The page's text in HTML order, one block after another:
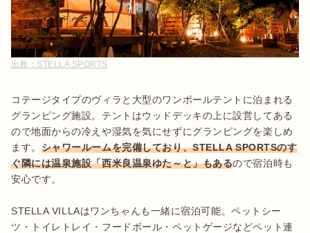
出典： STELLA SPORTS
コテージタイプのヴィラと大型のワンポールテントに泊まれる
グランピング施設。テントはウッドデッキの上に設営してある
ので地面からの冷えや湿気を気にせずにグランピングを楽しめ
ます。 シャワールームを完備しており、STELLA SPORTSのす
ぐ隣には温泉施設「西米良温泉ゆた～と」もあるので宿泊時も
安心です。
STELLA VILLAはワンちゃんも一緒に宿泊可能。ペットシー
ツ・トイレトレイ・フードボール・ペットゲージなどペット連